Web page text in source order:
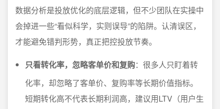
数据分析是投放优化的底层逻辑，但不少团队在实操中
会掉进一些“看似科学，实则误导”的陷阱。认清误区，
才能避免错判形势，真正把控投放节奏。
只看转化率，忽略客单价和复购：很多人只盯着转
化率，却忽略了客单价、复购率等长期价值指标。
短期转化高不代表长期利润高，建议用LTV（用户生